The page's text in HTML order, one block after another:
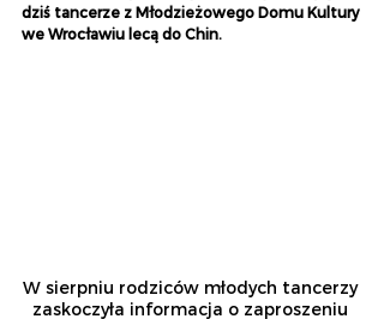
dziś tancerze z Młodzieżowego Domu Kultury
we Wrocławiu lecą do Chin.
W sierpniu rodziców młodych tancerzy
zaskoczyła informacja o zaproszeniu